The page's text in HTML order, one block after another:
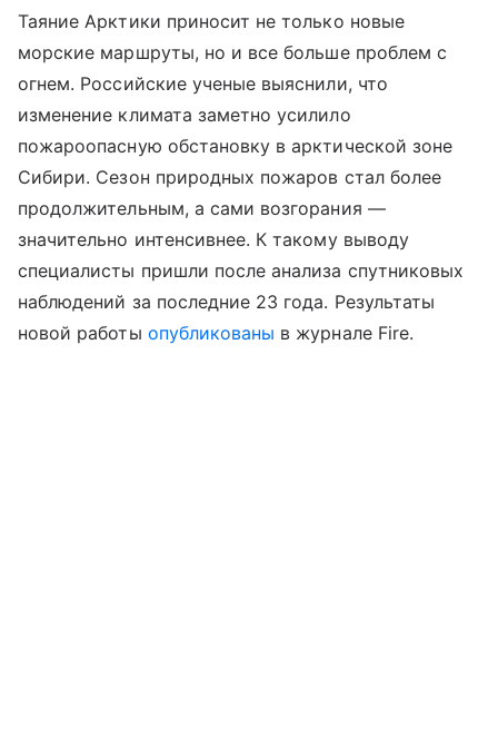
Таяние Арктики приносит не только новые
морские маршруты, но и все больше проблем с
огнем. Российские ученые выяснили, что
изменение климата заметно усилило
пожароопасную обстановку в арктической зоне
Сибири. Сезон природных пожаров стал более
продолжительным, а сами возгорания —
значительно интенсивнее. К такому выводу
специалисты пришли после анализа спутниковых
наблюдений за последние 23 года. Результаты
новой работы опубликованы в журнале Fire.